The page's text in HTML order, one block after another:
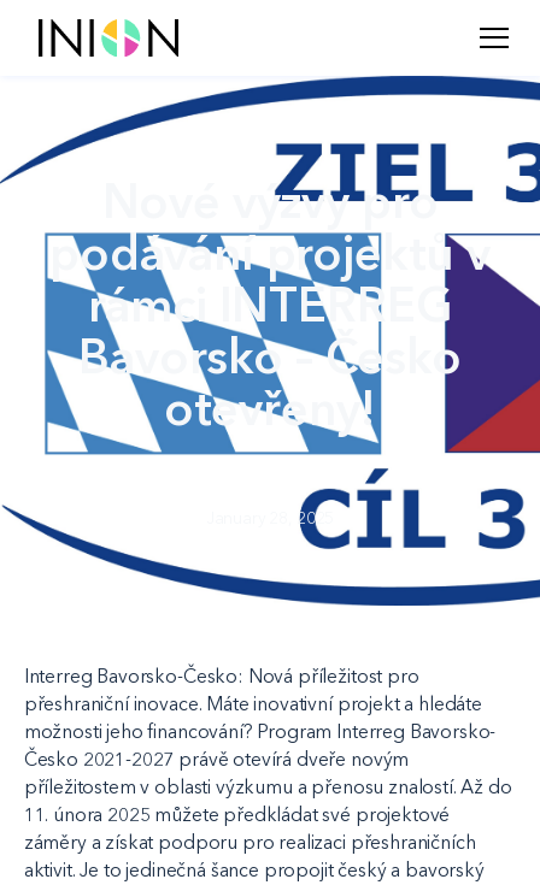
Nové výzvy pro
podávání projektů v
rámci INTERREG
Bavorsko – Česko
otevřeny!
January 28, 2025
Interreg Bavorsko-Česko: Nová příležitost pro
přeshraniční inovace. Máte inovativní projekt a hledáte
možnosti jeho financování? Program Interreg Bavorsko-
Česko 2021-2027 právě otevírá dveře novým
příležitostem v oblasti výzkumu a přenosu znalostí. Až do
11. února 2025 můžete předkládat své projektové
záměry a získat podporu pro realizaci přeshraničních
aktivit. Je to jedinečná šance propojit český a bavorský